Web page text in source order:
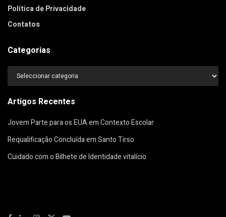
Política de Privacidade
Contatos
Categorias
Categorias
Artigos Recentes
Jovem Parte para os EUA em Contexto Escolar
Requalificação Concluída em Santo Tirso
Cuidado com o Bilhete de Identidade vitalício